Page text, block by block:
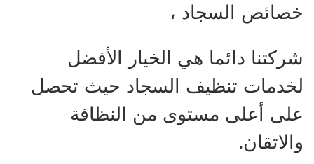
خصائص السجاد ،
شركتنا دائما هي الخيار الأفضل
لخدمات تنظيف السجاد حيث تحصل
على أعلى مستوى من النظافة
والاتقان.